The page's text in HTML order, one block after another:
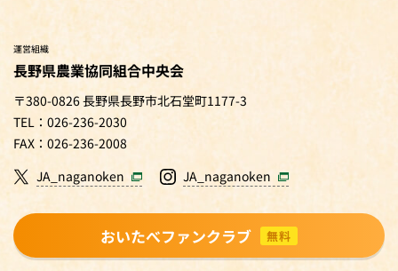
運営組織
長野県農業協同組合中央会
〒380-0826 長野県長野市北石堂町1177-3
TEL：026-236-2030
FAX：026-236-2008
JA_naganoken
JA_naganoken
おいたべファンクラブ 無料